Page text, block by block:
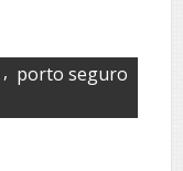
, porto seguro